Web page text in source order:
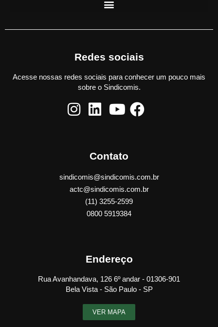
Redes sociais
Acesse nossas redes sociais para conhecer um pouco mais
sobre o Sindicomis.
Contato
sindicomis@sindicomis.com.br
actc@sindicomis.com.br
(11) 3255-2599
0800 5919384
Endereço
Rua Avanhandava, 126 6º andar - 01306-901
Bela Vista - São Paulo - SP
VER MAPA